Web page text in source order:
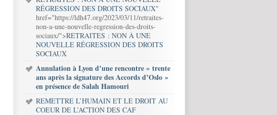
RÉGRESSION DES DROITS SOCIAUX"
href="https://ldh47.org/2023/03/11/retraites-
non-a-une-nouvelle-regression-des-droits-
sociaux/">RETRAITES : NON À UNE
NOUVELLE RÉGRESSION DES DROITS
SOCIAUX
Annulation à Lyon d’une rencontre « trente
ans après la signature des Accords d’Oslo »
en présence de Salah Hamouri
REMETTRE L’HUMAIN ET LE DROIT AU
COEUR DE L’ACTION DES CAF